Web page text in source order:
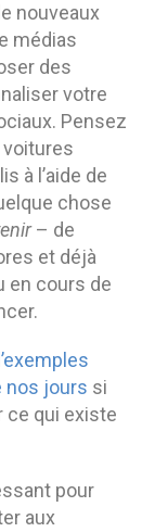
nouveaux
médias
des
votre
Pensez
voitures
à l’aide de
chose
– de
et déjà
en cours de
nos jours si
ce qui existe
pour
aux